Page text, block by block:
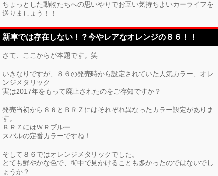
ちょっとした動物たちへの思いやりでお互い気持ちよいカーライフを
送りましょう！！
新車では存在しない！？今やレアなオレンジの８６！！
さて、ここからが本題です。笑
いきなりですが、８６の発売時から設定されていた人気カラー、オレ
ンジメタリック
実は2017年をもって廃止されたのをご存知ですか？
発売当初から８６とＢＲＺにはそれぞれ異なったカラー設定がありま
す。
ＢＲＺにはＷＲブルー
スバルの定番カラーですね！
そして８６ではオレンジメタリックでした。
とても鮮やかな色で、街中で見かけることも多かったのではないでし
ょうか？